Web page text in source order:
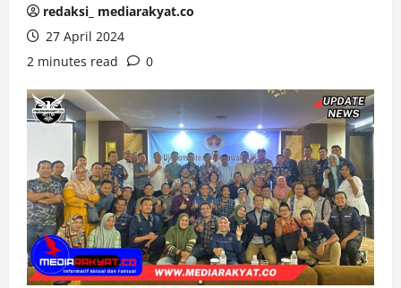
redaksi_ mediarakyat.co
27 April 2024
2 minutes read
0